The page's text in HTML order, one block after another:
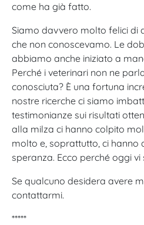
come ha già fatto.
Siamo davvero molto felici di
che non conoscevamo. Le
abbiamo anche iniziato a
Perché i veterinari non ne
conosciuta? È una fortuna
nostre ricerche ci siamo
testimonianze sui risultati
alla milza ci hanno colpito
molto e, soprattutto, ci hanno
speranza. Ecco perché oggi vi
Se qualcuno desidera avere
contattarmi.
*****